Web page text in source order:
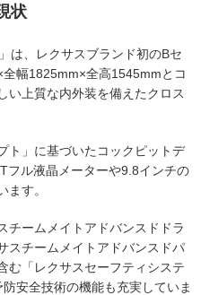
状
」は、レクサスブランド初のBセ
幅1825mm×全高1545mmとコ
い上質な内外装を備えたクロス
ト」に基づいたコックピットデ
フル液晶メーターや9.8インチの
ます。
チームメイトアドバンスドドラ
スチームメイトアドバンスドパ
む「レクサスセーフティシステ
安全技術の機能も充実していま